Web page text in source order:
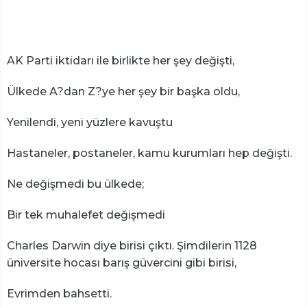
AK Parti iktidarı ile birlikte her şey değişti,
Ülkede A?dan Z?ye her şey bir başka oldu,
Yenilendi, yeni yüzlere kavuştu
Hastaneler, postaneler, kamu kurumları hep değişti.
Ne değişmedi bu ülkede;
Bir tek muhalefet değişmedi
Charles Darwin diye birisi çıktı. Şimdilerin 1128
üniversite hocası barış güvercini gibi birisi,
Evrimden bahsetti.